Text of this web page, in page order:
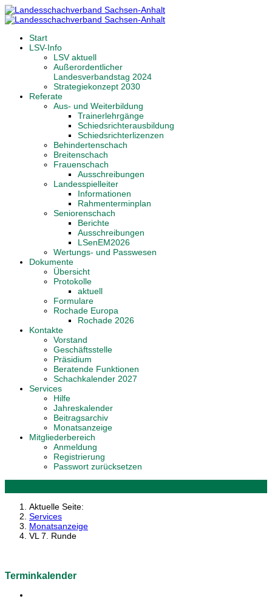
Start
LSV-Info
LSV aktuell
Außerordentlicher
Landesverbandstag 2024
Strategiekonzept 2030
Referate
Aus- und Weiterbildung
Trainerlehrgänge
Schiedsrichterausbildung
Schiedsrichterlizenzen
Behindertenschach
Breitenschach
Frauenschach
Ausschreibungen
Landesspielleiter
Informationen
Rahmenterminplan
Seniorenschach
Berichte
Ausschreibungen
LSenEM2026
Wertungs- und Passwesen
Dokumente
Übersicht
Protokolle
aktuell
Formulare
Rochade Europa
Rochade 2026
Kontakte
Vorstand
Geschäftsstelle
Präsidium
Beratende Funktionen
Schachkalender 2027
Services
Hilfe
Jahreskalender
Beitragsarchiv
Monatsanzeige
Mitgliederbereich
Anmeldung
Registrierung
Passwort zurücksetzen
Aktuelle Seite:
Services
Monatsanzeige
VL 7. Runde
Terminkalender